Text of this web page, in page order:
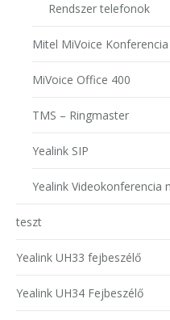
Rendszer telefonok
Mitel MiVoice
MiVoice Office 400
TMS – Ringmaster
Yealink SIP
Yealink Videokonferencia
teszt
Yealink UH33 fejbeszélő
Yealink UH34 Fejbeszélő